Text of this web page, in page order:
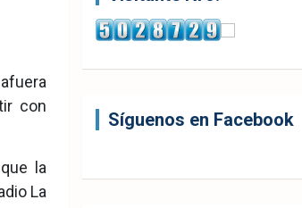
con
la
La
Síguenos en Facebook